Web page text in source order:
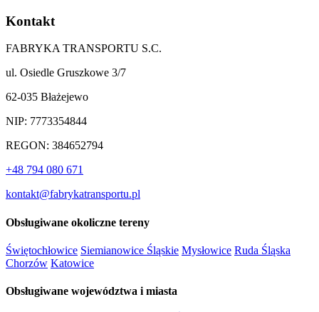
Kontakt
FABRYKA TRANSPORTU S.C.
ul. Osiedle Gruszkowe 3/7
62-035 Błażejewo
NIP: 7773354844
REGON: 384652794
+48 794 080 671
kontakt@fabrykatransportu.pl
Obsługiwane okoliczne tereny
Świętochłowice Siemianowice Śląskie Mysłowice Ruda Śląska
Chorzów Katowice
Obsługiwane województwa i miasta